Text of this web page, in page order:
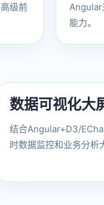
级前
Angular
能力。
数据可视化大
结合Angular+D3/
时数据监控和业务分析